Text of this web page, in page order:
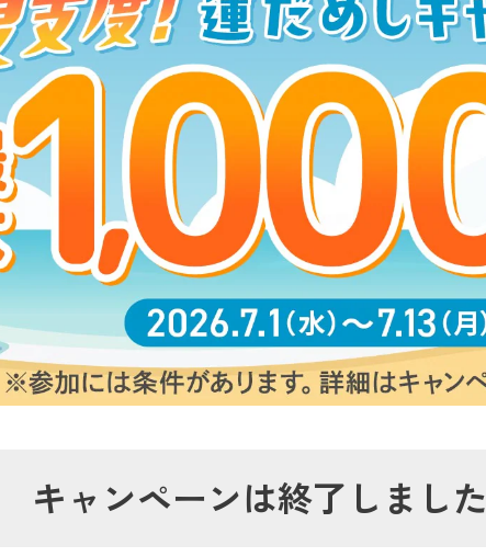
カーテン・ラグ・ファブリック
キャンペーンは終了しました